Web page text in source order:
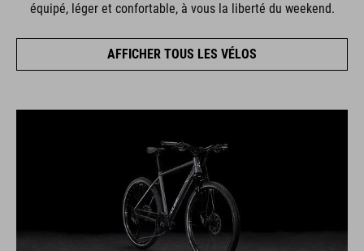
équipé, léger et confortable, à vous la liberté du weekend.
AFFICHER TOUS LES VÉLOS